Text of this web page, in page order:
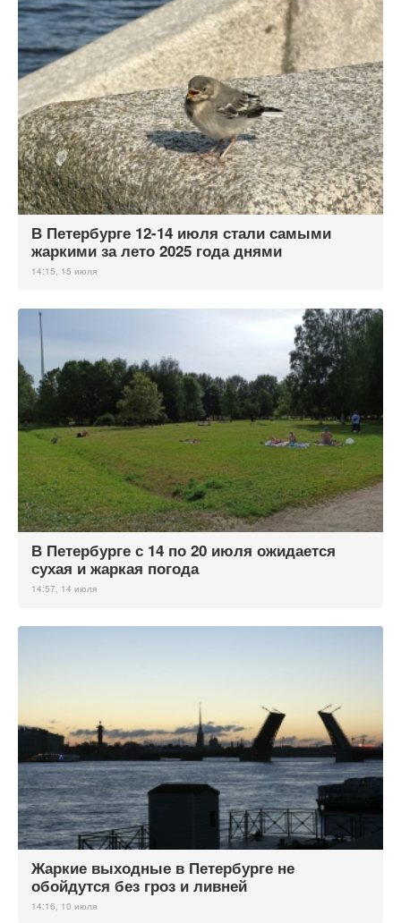
В Петербурге 12-14 июля стали самыми
жаркими за лето 2025 года днями
14:15, 15 июля
В Петербурге с 14 по 20 июля ожидается
сухая и жаркая погода
14:57, 14 июля
Жаркие выходные в Петербурге не
обойдутся без гроз и ливней
14:16, 10 июля